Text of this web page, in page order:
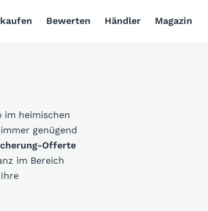
Bewerten Händler Magazin
im heimischen
genügend
Offerte
im Bereich